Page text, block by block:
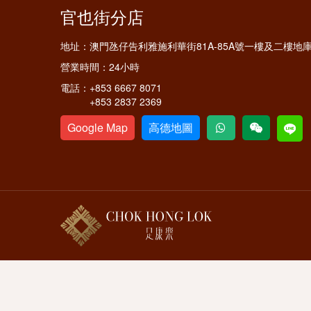
官也街分店
地址： 澳門氹仔告利雅施利華街81A-85A號一樓及二樓地
營業時間： 24小時
電話： +853 6667 8071
+853 2837 2369
Google Map 高德地圖